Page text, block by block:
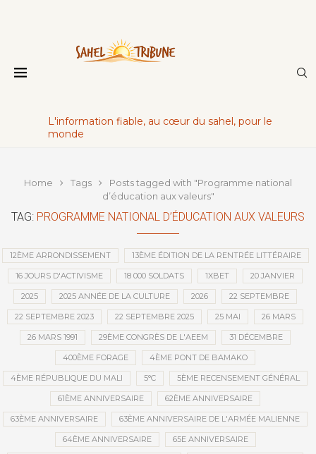
L'information fiable, au cœur du sahel, pour le
monde
Home Tags
Posts tagged with "Programme national
d’éducation aux valeurs"
TAG: PROGRAMME NATIONAL D’ÉDUCATION AUX VALEURS
12ÈME ARRONDISSEMENT 13ÈME ÉDITION DE LA RENTRÉE LITTÉRAIRE
16 JOURS D'ACTIVISME 18 000 SOLDATS 1XBET 20 JANVIER
2025 2025 ANNÉE DE LA CULTURE 2026 22 SEPTEMBRE
22 SEPTEMBRE 2023 22 SEPTEMBRE 2025 25 MAI 26 MARS
26 MARS 1991 29ÈME CONGRÈS DE L'AEEM 31 DÉCEMBRE
400ÈME FORAGE 4ÈME PONT DE BAMAKO
4ÈME RÉPUBLIQUE DU MALI 5°C 5ÈME RECENSEMENT GÉNÉRAL
61ÈME ANNIVERSAIRE 62ÈME ANNIVERSAIRE
63ÈME ANNIVERSAIRE 63ÈME ANNIVERSAIRE DE L'ARMÉE MALIENNE
64ÈME ANNIVERSAIRE 65E ANNIVERSAIRE